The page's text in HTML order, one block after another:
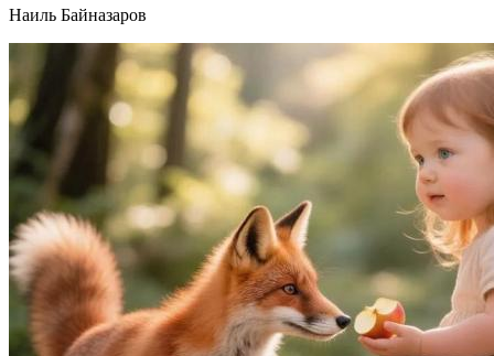
Наиль Байназаров